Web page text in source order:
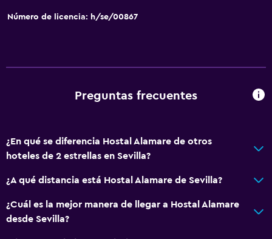
Lavabo bajo
Plantas superiores accesibles por ascensor
Plantas superiores accesibles por escaleras
Inodoro adaptado
Ducha
Gorro de baño
Bidé
Secador de pelo
Número de licencia: h/se/00867
Preguntas frecuentes
¿En qué se diferencia Hostal Alamare de otros
hoteles de 2 estrellas en Sevilla?
¿A qué distancia está Hostal Alamare de Sevilla?
¿Cuál es la mejor manera de llegar a Hostal Alamare
desde Sevilla?